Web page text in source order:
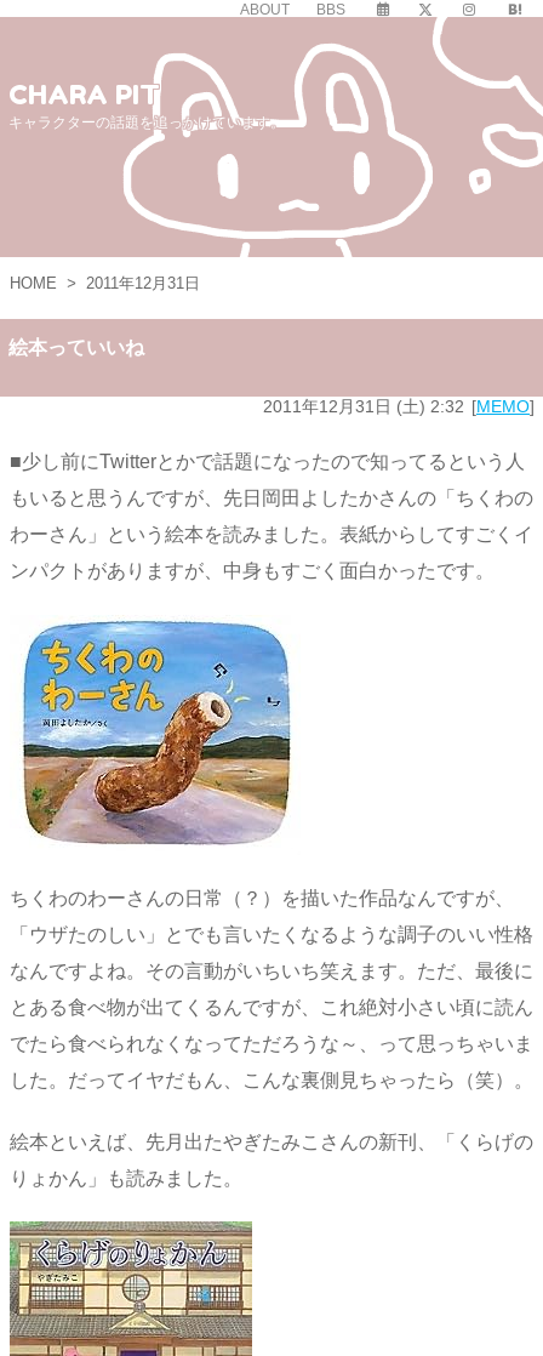
ABOUT BBS
CHARA PIT
キャラクターの話題を追っかけています。
HOME > 2011年12月31日
絵本っていいね
2011年12月31日 (土) 2:32 MEMO
■少し前にTwitterとかで話題になったので知ってるという人
もいると思うんですが、先日岡田よしたかさんの「ちくわの
わーさん」という絵本を読みました。表紙からしてすごくイ
ンパクトがありますが、中身もすごく面白かったです。
ちくわのわーさんの日常（？）を描いた作品なんですが、
「ウザたのしい」とでも言いたくなるような調子のいい性格
なんですよね。その言動がいちいち笑えます。ただ、最後に
とある食べ物が出てくるんですが、これ絶対小さい頃に読ん
でたら食べられなくなってただろうな～、って思っちゃいま
した。だってイヤだもん、こんな裏側見ちゃったら（笑）。
絵本といえば、先月出たやぎたみこさんの新刊、「くらげの
りょかん」も読みました。